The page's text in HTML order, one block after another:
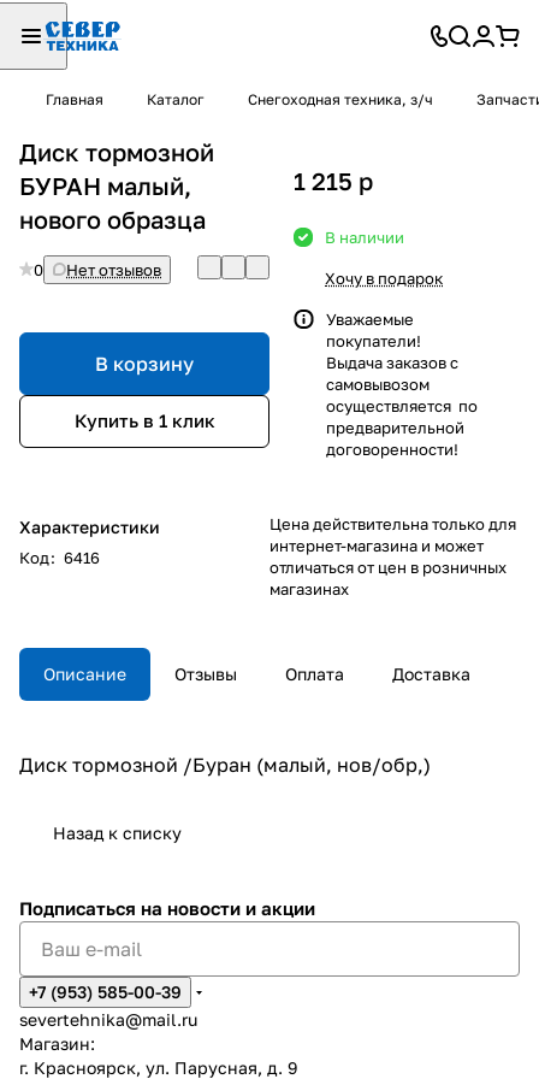
Главная Каталог Снегоходная техника, з/ч
Диск тормозной
БУРАН малый,
нового образца
0 Нет отзывов
В корзину
Купить в 1 клик
Характеристики
Код: 6416
1 215 p
В наличии
Хочу в подарок
Уважаемые
покупатели!
Выдача заказов с
самовывозом
осуществляется по
предварительной
договоренности!
Цена действительна только для
интернет-магазина и может
отличаться от цен в розничных
магазинах
Описание Отзывы Оплата Доставка
Диск тормозной /Буран (малый, нов/обр,)
Назад к списку
Подписаться на новости и акции
+7 (953) 585-00-39
severtehnika@mail.ru
Магазин:
г. Красноярск, ул. Парусная, д. 9